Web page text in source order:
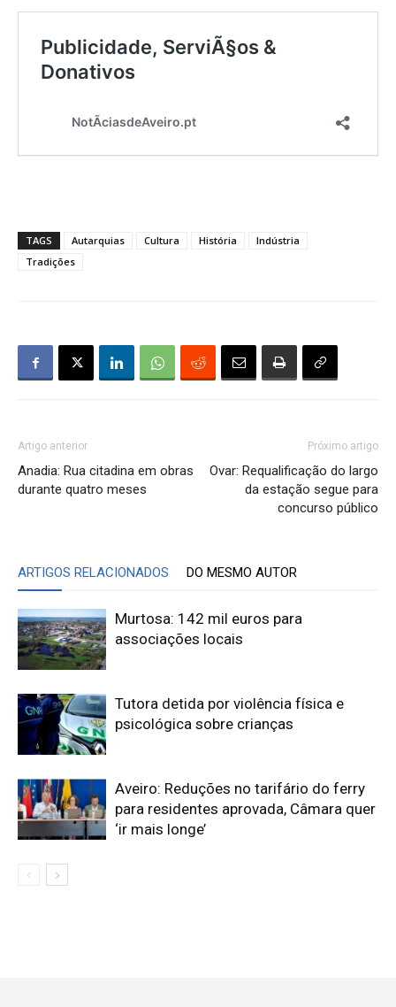
TAGS Autarquias Cultura História
Indústria
Tradições
Artigo anterior
Anadia: Rua citadina em obras
durante quatro meses
Próximo artigo
Ovar: Requalificação do largo
da estação segue para
concurso público
ARTIGOS RELACIONADOS DO MESMO AUTOR
Murtosa: 142 mil euros para
associações locais
Tutora detida por violência física e
psicológica sobre crianças
Aveiro: Reduções no tarifário do ferry
para residentes aprovada, Câmara quer
‘ir mais longe’